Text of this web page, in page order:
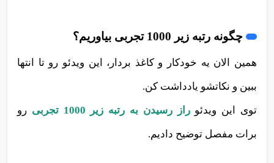
چگونه رتبه زیر 1000 تجربی بیاوریم؟
همین الان یه خودکار و کاغذ بردار، این ویدئو رو تا انتها
ببین و نکاتشو یادداشت کن.
توی این ویدئوراز رسیدن به رتبه‌ زیر 1000 تجربی رو
برات مفصل توضیح دادیم.